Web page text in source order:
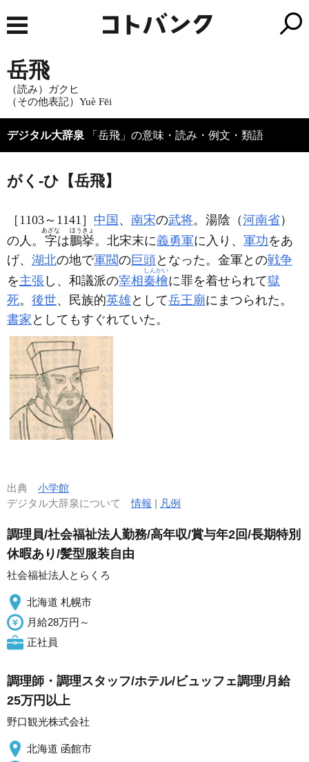
岳飛
（読み）ガクヒ
（その他表記）Yuè Fēi
デジタル大辞泉 「岳飛」の意味・読み・例文・類語
がく‐ひ【岳飛】
［1103～1141］ 中国 、 南宋の武将。湯陰（河南省）
の人。 字
あざな
は鵬挙
ほうきょ
。北宋末に義勇軍に入り、 軍功をあ
げ、 湖北の地で軍閥の巨頭となった。金軍との戦争
を主張 し、和議派の宰相 秦檜
しんかい
に罪を着せられて獄
死。 後世、民族的英雄として岳王廟にまつられた。
書家 としてもすぐれていた。
出典 小学館
デジタル大辞泉について情報 | 凡例
調理員/社会福祉法人勤務/高年収/賞与年2回/長期特別
休暇あり/髪型服装自由
社会福祉法人とらくろ
北海道 札幌市
月給28万円～
正社員
調理師・調理スタッフ/ホテル/ビュッフェ調理/月給
25万円以上
野口観光株式会社
北海道 函館市